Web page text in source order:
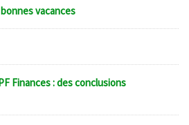
vacances
Finances : des conclusions